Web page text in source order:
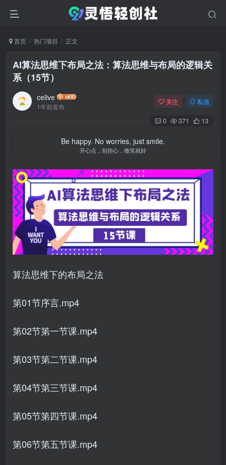
首页 热门项目 正文
AI算法思维下布局之法：算法思维与布局的逻辑关
系（15节）
celive
1年前发布
关注 私信
0 371 13
Be happy. No worries, just smile.
开心点，别担心，微笑就好
算法思维下的布局之法
第01节序言.mp4
第02节第一节课.mp4
第03节第二节课.mp4
第04节第三节课.mp4
第05节第四节课.mp4
第06节第五节课.mp4